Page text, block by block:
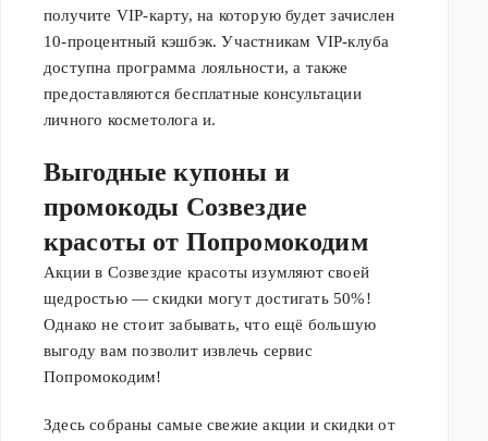
получите VIP-карту, на которую будет зачислен
10-процентный кэшбэк. Участникам VIP-клуба
доступна программа лояльности, а также
предоставляются бесплатные консультации
личного косметолога и.
Выгодные купоны и
промокоды Созвездие
красоты от Попромокодим
Акции в Созвездие красоты изумляют своей
щедростью — скидки могут достигать 50%!
Однако не стоит забывать, что ещё большую
выгоду вам позволит извлечь сервис
Попромокодим!
Здесь собраны самые свежие акции и скидки от